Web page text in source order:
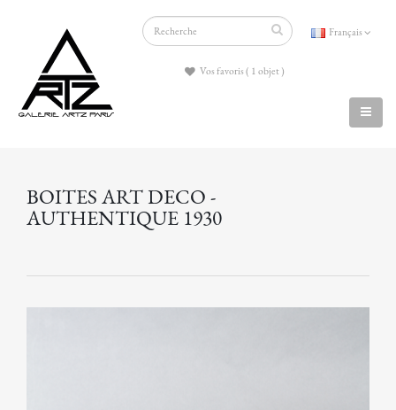
Français
Vos favoris ( 1 objet )
BOITES ART DECO -
AUTHENTIQUE 1930